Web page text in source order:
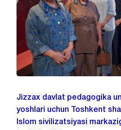
Jizzax davlat pedagogika
yoshlari uchun Toshkent
Islom sivilizatsiyasi